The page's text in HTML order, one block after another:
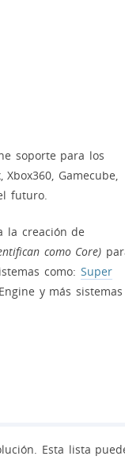
soporte para los
Gamecube,
futuro.
la creación de
como Core)
como: Super
Engine y más sistemas
Esta lista